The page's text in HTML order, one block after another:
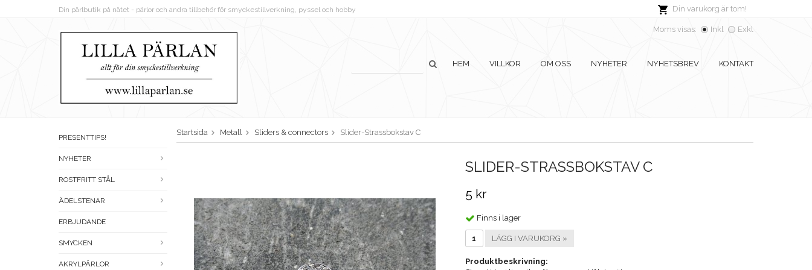
Din varukorg är tom!
Din pärlbutik på nätet - pärlor och andra tillbehör för smyckestillverkning, pyssel och hobby
Moms visas: Inkl Exkl
HEM VILLKOR OM OSS NYHETER NYHETSBREV KONTAKT
PRESENTTIPS!
NYHETER
ROSTFRITT STÅL
ÄDELSTENAR
ERBJUDANDE
SMYCKEN
AKRYLPÄRLOR
Startsida Metall Sliders & connectors Slider-Strassbokstav C
SLIDER-STRASSBOKSTAV C
5 kr
Finns i lager
LÄGG I VARUKORG »
Produktbeskrivning: